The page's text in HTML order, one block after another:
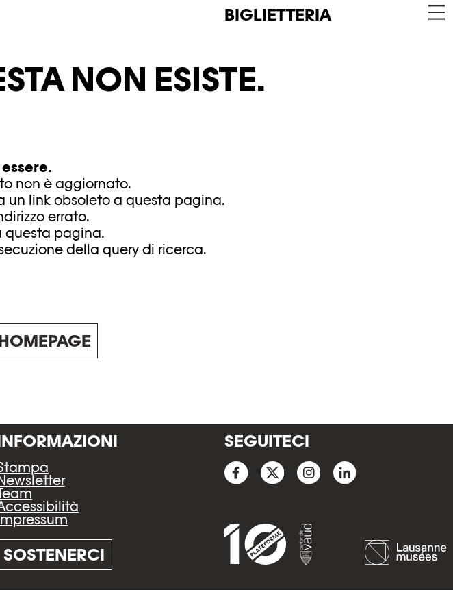
BIGLIETTERIA
NON ESISTE.
non è aggiornato.
un link obsoleto a questa pagina.
errato.
questa pagina.
della query di ricerca.
SOSTENERCI
SEGUITECI